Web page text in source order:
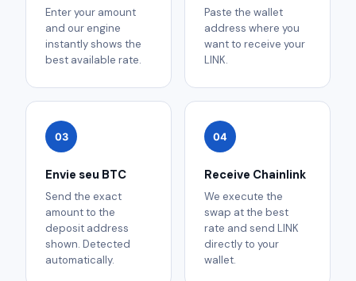
Enter your amount
and our engine
instantly shows the
best available rate.
Paste the wallet
address where you
want to receive your
LINK.
03
Envie seu BTC
Send the exact
amount to the
deposit address
shown. Detected
automatically.
04
Receive Chainlink
We execute the
swap at the best
rate and send LINK
directly to your
wallet.